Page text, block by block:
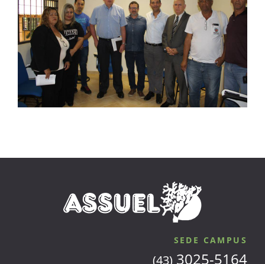
SEDE CAMPUS
(43) 3025-5164